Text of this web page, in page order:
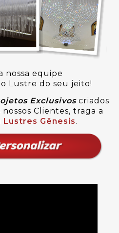
nossa equipe
o Lustre do seu jeito!
Exclusivoscriados
Clientes, traga a
Lustres Gênesis.